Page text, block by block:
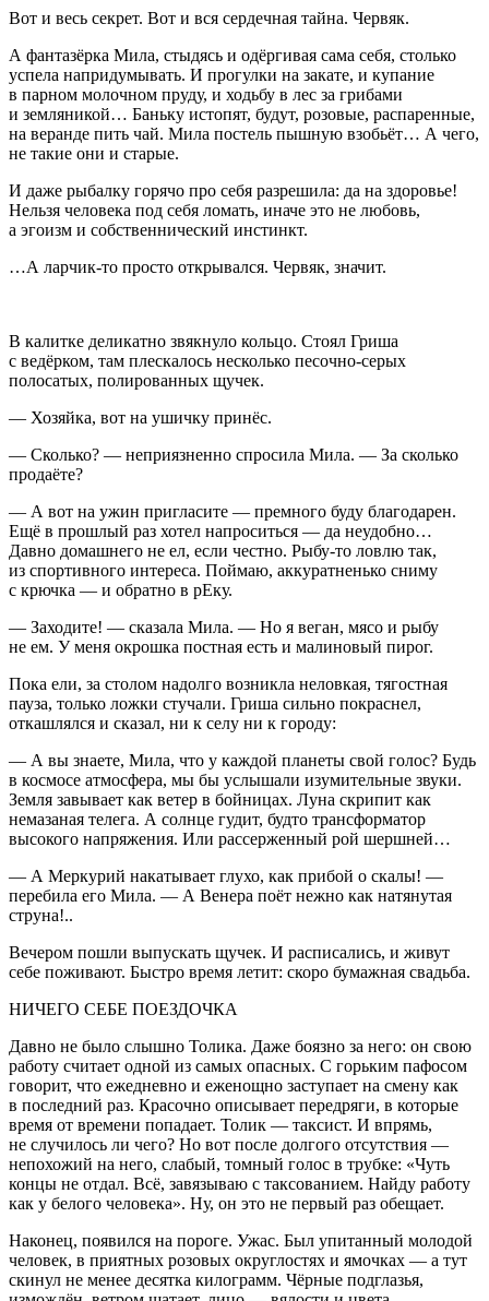
Вот и весь секрет. Вот и вся сердечная тайна. Червяк.
А фантазёрка Мила, стыдясь и одёргивая сама себя, столько
успела напридумывать. И прогулки на закате, и купание
в парном молочном пруду, и ходьбу в лес за грибами
и земляникой… Баньку истопят, будут, розовые, распаренные,
на веранде пить чай. Мила постель пышную взобьёт… А чего,
не такие они и старые.
И даже рыбалку горячо про себя разрешила: да на здоровье!
Нельзя человека под себя ломать, иначе это не любовь,
а эгоизм и собственнический инстинкт.
…А ларчик-то просто открывался. Червяк, значит.
В калитке деликатно звякнуло кольцо. Стоял Гриша
с ведёрком, там плескалось несколько песочно-серых
полосатых, полированных щучек.
— Хозяйка, вот на ушичку принёс.
— Сколько? — неприязненно спросила Мила. — За сколько
продаёте?
— А вот на ужин пригласите — премного буду благодарен.
Ещё в прошлый раз хотел напроситься — да неудобно…
Давно домашнего не ел, если честно. Рыбу-то ловлю так,
из спортивного интереса. Поймаю, аккуратненько сниму
с крючка — и обратно в рЕку.
— Заходите! — сказала Мила. — Но я веган, мясо и рыбу
не ем. У меня окрошка постная есть и малиновый пирог.
Пока ели, за столом надолго возникла неловкая, тягостная
пауза, только ложки стучали. Гриша сильно покраснел,
откашлялся и сказал, ни к селу ни к городу:
— А вы знаете, Мила, что у каждой планеты свой голос? Будь
в космосе атмосфера, мы бы услышали изумительные звуки.
Земля завывает как ветер в бойницах. Луна скрипит как
немазаная телега. А солнце гудит, будто трансформатор
высокого напряжения. Или рассерженный рой шершней…
— А Меркурий накатывает глухо, как прибой о скалы! —
перебила его Мила. — А Венера поёт нежно как натянутая
струна!..
Вечером пошли выпускать щучек. И расписались, и живут
себе поживают. Быстро время летит: скоро бумажная свадьба.
НИЧЕГО СЕБЕ ПОЕЗДОЧКА
Давно не было слышно Толика. Даже боязно за него: он свою
работу считает одной из самых опасных. С горьким пафосом
говорит, что ежедневно и еженощно заступает на смену как
в последний раз. Красочно описывает передряги, в которые
время от времени попадает. Толик — таксист. И впрямь,
не случилось ли чего? Но вот после долгого отсутствия —
непохожий на него, слабый, томный голос в трубке: «Чуть
концы не отдал. Всё, завязываю с таксованием. Найду работу
как у белого человека». Ну, он это не первый раз обещает.
Наконец, появился на пороге. Ужас. Был упитанный молодой
человек, в приятных розовых округлостях и ямочках — а тут
скинул не менее десятка килограмм. Чёрные подглазья,